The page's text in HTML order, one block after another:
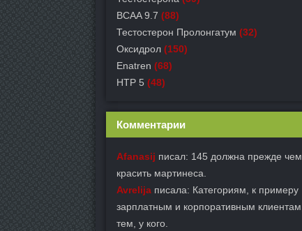
BCAA 9.7 (88)
Тестостерон Пролонгатум (32)
Оксидрол (150)
Enatren (68)
HTP 5 (48)
Комментарии
Afanasij писал: 145 должна прежде чем
красить мартинеса.
Avrelija писала: Категориям, к примеру
зарплатным и корпоративным клиентам,
тем, у кого.